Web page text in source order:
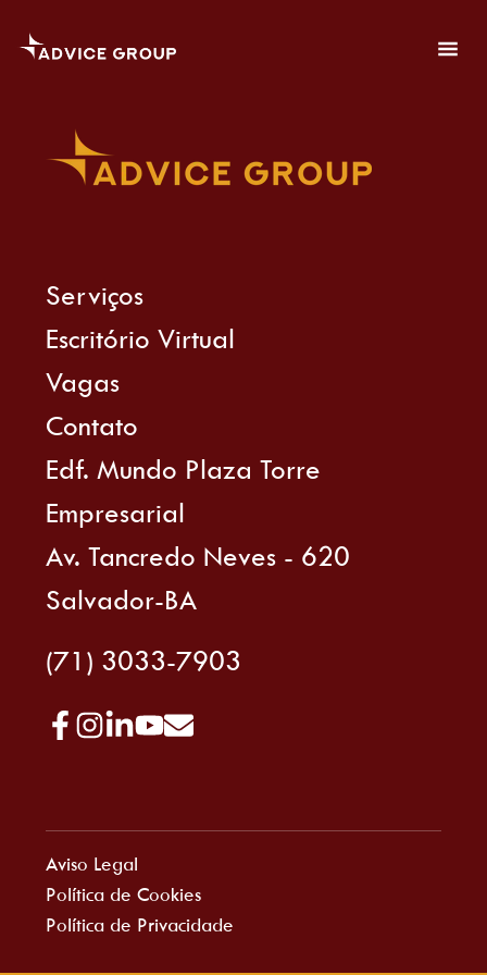
Serviços
Escritório Virtual
Vagas
Contato
Edf. Mundo Plaza Torre
Empresarial
Av. Tancredo Neves - 620
Salvador-BA
(71) 3033-7903
Aviso Legal
Política de Cookies
Política de Privacidade